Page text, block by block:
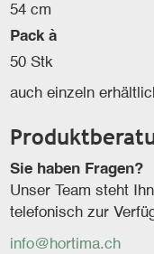
54 cm
Pack à
50 Stk
auch einzeln
Sie haben Fragen?
Unser Team steht
telefonisch zur
info@hortima.ch